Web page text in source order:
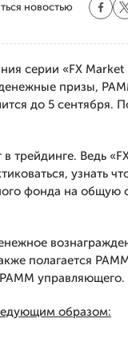
новостью
серии «FX Market
призы,
до 5 сентября.
трейдинге. Ведь
узнать
фонда на общую
полагается
PAMM
образом: